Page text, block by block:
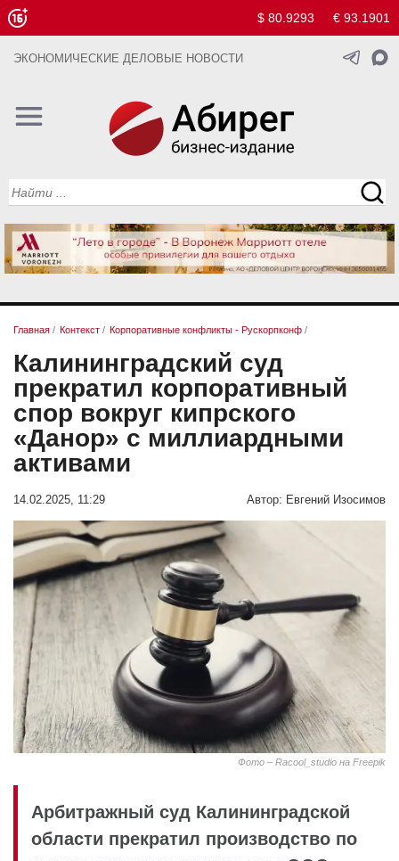
$ 80.9293 € 93.1901
ЭКОНОМИЧЕСКИЕ ДЕЛОВЫЕ НОВОСТИ
Главная / Контекст / Корпоративные конфликты - Рускорпконф /
Калининградский суд
прекратил корпоративный
спор вокруг кипрского
«Данор» с миллиардными
активами
14.02.2025, 11:29 Автор: Евгений Изосимов
Фото – Racool_studio на Freepik
Арбитражный суд Калининградской
области прекратил производство по